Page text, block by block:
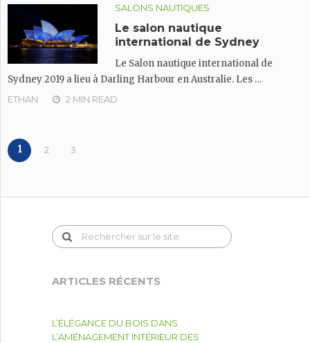
SALONS NAUTIQUES
Le salon nautique
international de Sydney
Le Salon nautique international de
Sydney 2019 a lieu à Darling Harbour en Australie. Les …
ETHAN 2 MIN READ
1 2 3
ARTICLES RÉCENTS
L’ÉLÉGANCE DU BOIS DANS
L’AMÉNAGEMENT INTÉRIEUR DES